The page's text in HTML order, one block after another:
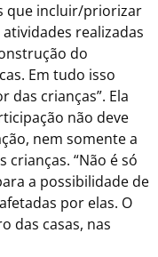
que incluir/priorizar
realizadas
do
Em tudo isso
das crianças”. Ela
não deve
nem somente a
crianças. “Não é só
a possibilidade de
por elas. O
das casas, nas